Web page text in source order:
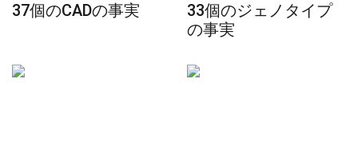
37個のCADの事実
33個のジェノタイプ
の事実